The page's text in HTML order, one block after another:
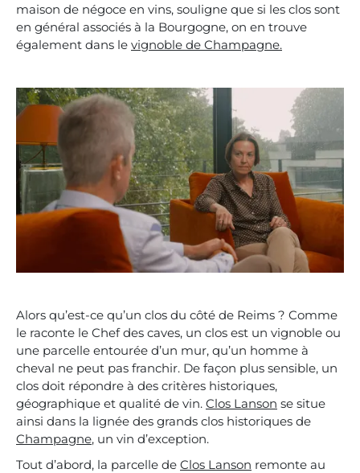
maison de négoce en vins, souligne que si les clos sont
en général associés à la Bourgogne, on en trouve
également dans le vignoble de Champagne.
Alors qu’est-ce qu’un clos du côté de Reims ? Comme
le raconte le Chef des caves, un clos est un vignoble ou
une parcelle entourée d’un mur, qu’un homme à
cheval ne peut pas franchir. De façon plus sensible, un
clos doit répondre à des critères historiques,
géographique et qualité de vin. Clos Lanson se situe
ainsi dans la lignée des grands clos historiques de
Champagne, un vin d’exception.
Tout d’abord, la parcelle de Clos Lanson remonte au